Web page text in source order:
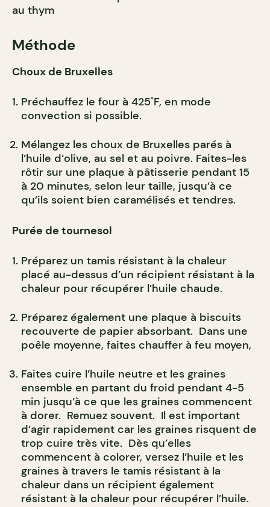
au thym
Méthode
Choux de Bruxelles
Préchauffez le four à 425˚F, en mode
convection si possible.
Mélangez les choux de Bruxelles parés à
l’huile d’olive, au sel et au poivre. Faites-les
rôtir sur une plaque à pâtisserie pendant 15
à 20 minutes, selon leur taille, jusqu’à ce
qu’ils soient bien caramélisés et tendres.
Purée de tournesol
Préparez un tamis résistant à la chaleur
placé au-dessus d’un récipient résistant à la
chaleur pour récupérer l’huile chaude.
Préparez également une plaque à biscuits
recouverte de papier absorbant. Dans une
poêle moyenne, faites chauffer à feu moyen,
Faites cuire l’huile neutre et les graines
ensemble en partant du froid pendant 4-5
min jusqu’à ce que les graines commencent
à dorer. Remuez souvent. Il est important
d’agir rapidement car les graines risquent de
trop cuire très vite. Dès qu’elles
commencent à colorer, versez l’huile et les
graines à travers le tamis résistant à la
chaleur dans un récipient également
résistant à la chaleur pour récupérer l’huile.